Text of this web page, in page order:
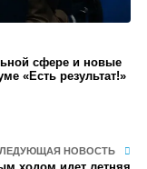
сфере и новые
«Есть результат!»
НОВОСТЬ